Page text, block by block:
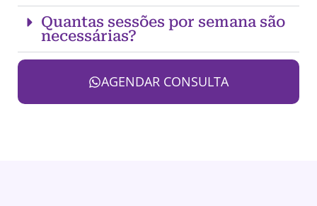
Quantas sessões por semana são
necessárias?
AGENDAR CONSULTA